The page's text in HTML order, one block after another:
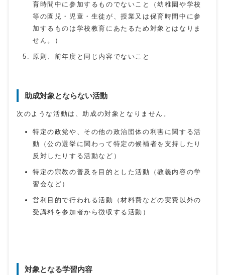
育時間中に参加するものでないこと（幼稚園や学校
等の園児・児童・生徒が、授業又は保育時間中に参
加するものは学校教育にあたるため対象とはなりま
せん。）
原則、前年度と同じ内容でないこと
助成対象とならない活動
次のような活動は、助成の対象となりません。
特定の政党や、その他の政治団体の利害に関する活
動（公の選挙に関わって特定の候補者を支持したり
反対したりする活動など）
特定の宗教の普及を目的とした活動（教義内容の学
習会など）
営利目的で行われる活動（材料費などの実費以外の
受講料を参加者から徴収する活動）
対象となる学習内容